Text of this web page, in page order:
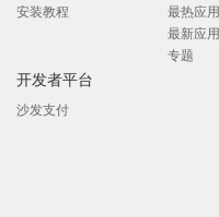
安装教程
最热应用
最新应用
专题
开发者平台
沙发支付